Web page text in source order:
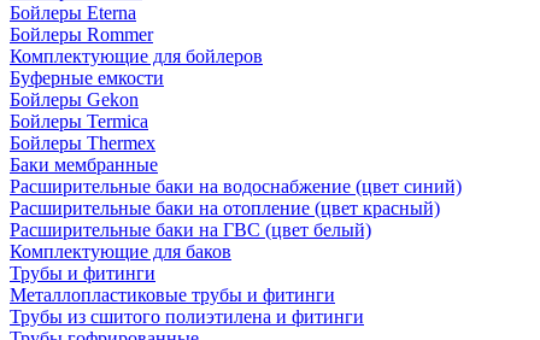
Бойлеры Eterna
Бойлеры Rommer
Комплектующие для бойлеров
Буферные емкости
Бойлеры Gekon
Бойлеры Termica
Бойлеры Thermex
Баки мембранные
Расширительные баки на водоснабжение (цвет синий)
Расширительные баки на отопление (цвет красный)
Расширительные баки на ГВС (цвет белый)
Комплектующие для баков
Трубы и фитинги
Металлопластиковые трубы и фитинги
Трубы из сшитого полиэтилена и фитинги